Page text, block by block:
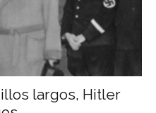
largos, Hitler